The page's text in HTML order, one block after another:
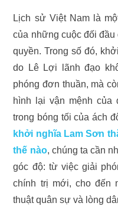
Lịch sử Việt Nam là
của những cuộc đối đầu
quyền. Trong số đó,
do Lê Lợi lãnh đạo
phóng đơn thuần, mà
hình lại vận mệnh của
trong bóng tối của ách
khởi nghĩa Lam Sơn
thế nào, chúng ta cần
góc độ: từ việc giải
chính trị mới, cho đến
thuật quân sự và lòng